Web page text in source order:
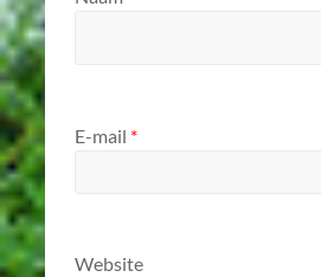
E-mail *
Website